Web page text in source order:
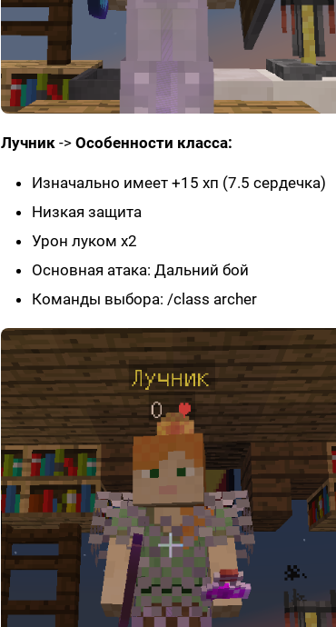
Лучник -> Особенности класса:
Изначально имеет +15 хп (7.5 сердечка)
Низкая защита
Урон луком х2
Основная атака: Дальний бой
Команды выбора: /class archer